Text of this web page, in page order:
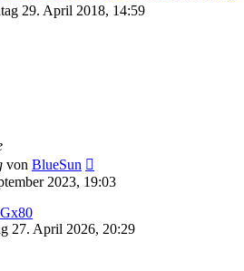
29. April 2018, 14:59
von BlueSun
2023, 19:03
27. April 2026, 20:29